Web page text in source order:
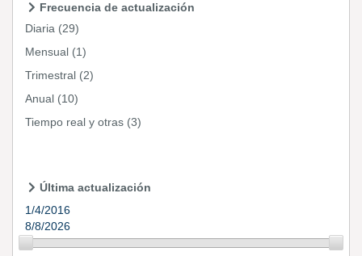
Frecuencia de actualización
Diaria (29)
Mensual (1)
Trimestral (2)
Anual (10)
Tiempo real y otras (3)
Última actualización
1/4/2016
8/8/2026